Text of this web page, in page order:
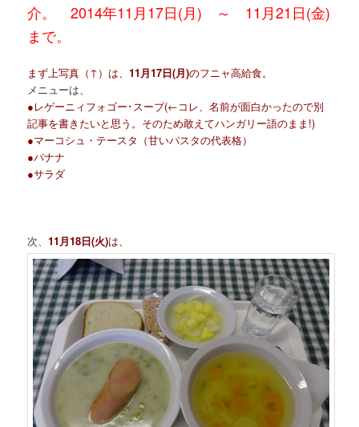
介。 2014年11月17日(月) ～ 11月21日(金)
まで。
まず上写真（↑）は、11月17日(月)のフニャ高給食。
メニューは、
●レゲーニィフォゴー･スープ(←コレ、名前が面白かったので別
記事を書きたいと思う。そのため敢えてハンガリー語のまま!)
●マーコシュ・テースタ（甘いパスタの代表格）
●バナナ
●サラダ
次、11月18日(火)は、